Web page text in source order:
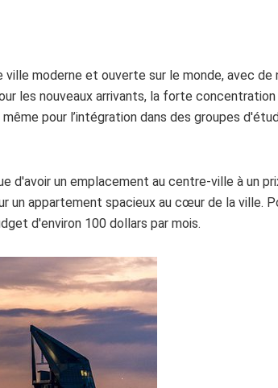
moderne et ouverte sur le monde, avec de
les nouveaux arrivants, la forte
pour l’intégration dans des groupes
d'avoir un emplacement au centre-ville à un
un appartement spacieux au cœur de la ville.
d'environ 100 dollars par mois.